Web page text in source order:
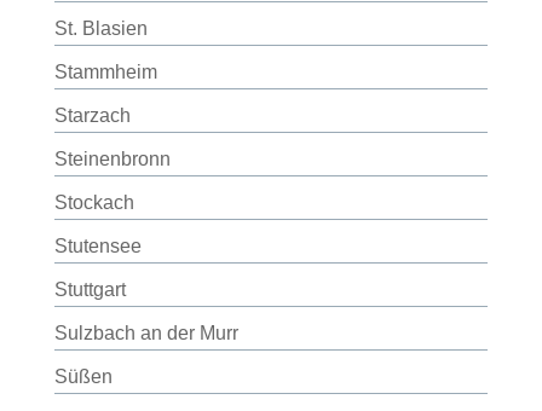
St. Blasien
Stammheim
Starzach
Steinenbronn
Stockach
Stutensee
Stuttgart
Sulzbach an der Murr
Süßen